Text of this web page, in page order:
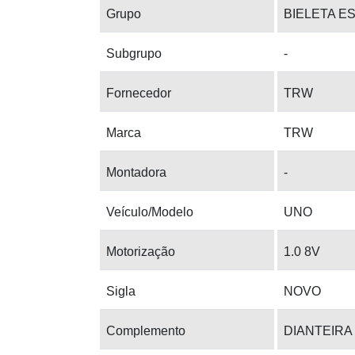
Grupo BIELETA
Subgrupo -
Fornecedor TRW
Marca TRW
Montadora -
Veículo/Modelo UNO
Motorização 1.0 8V
Sigla NOVO
Complemento DIANTEIRA